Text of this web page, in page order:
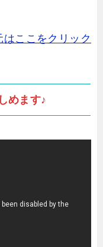
ここをクリック
めます♪